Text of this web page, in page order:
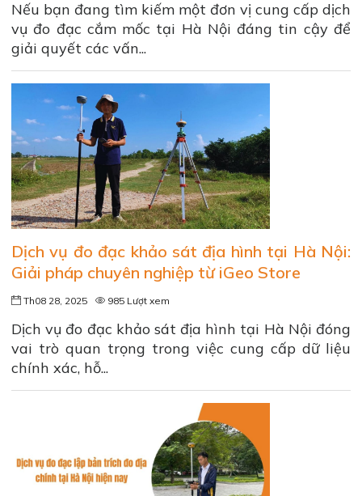
Nếu bạn đang tìm kiếm một đơn vị cung cấp dịch
vụ đo đạc cắm mốc tại Hà Nội đáng tin cậy để
giải quyết các vấn...
Dịch vụ đo đạc khảo sát địa hình tại Hà Nội:
Giải pháp chuyên nghiệp từ iGeo Store
Th08 28, 2025 985 Lượt xem
Dịch vụ đo đạc khảo sát địa hình tại Hà Nội đóng
vai trò quan trọng trong việc cung cấp dữ liệu
chính xác, hỗ...